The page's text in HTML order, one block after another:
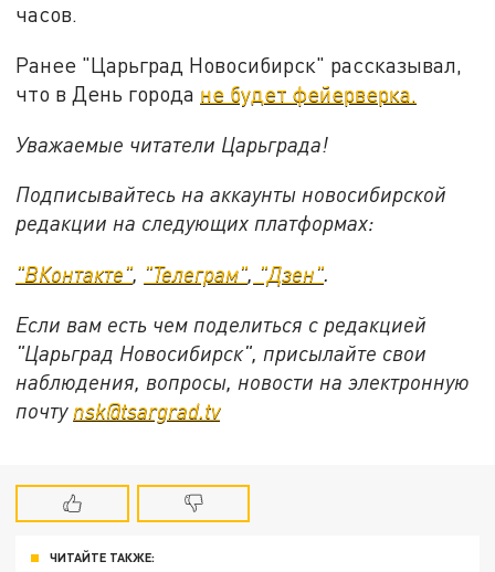
часов.
Ранее "Царьград Новосибирск" рассказывал,
что в День города не будет фейерверка.
Уважаемые читатели Царьграда!
Подписывайтесь на аккаунты новосибирской
редакции на следующих платформах:
"ВКонтакте", "Телеграм", "Дзен".
Если вам есть чем поделиться с редакцией
"Царьград Новосибирск", присылайте свои
наблюдения, вопросы, новости на электронную
почту nsk@tsargrad.tv
ЧИТАЙТЕ ТАКЖЕ: